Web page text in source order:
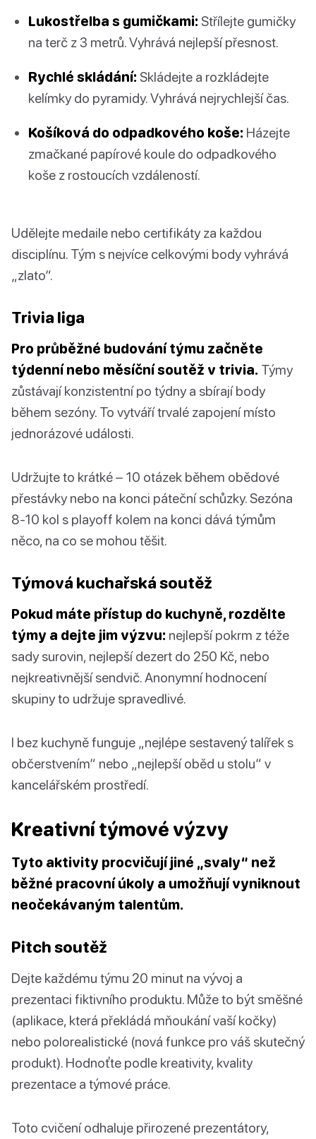
Lukostřelba s gumičkami: Střílejte gumičky
na terč z 3 metrů. Vyhrává nejlepší přesnost.
Rychlé skládání: Skládejte a rozkládejte
kelímky do pyramidy. Vyhrává nejrychlejší čas.
Košíková do odpadkového koše: Házejte
zmačkané papírové koule do odpadkového
koše z rostoucích vzdáleností.
Udělejte medaile nebo certifikáty za každou
disciplínu. Tým s nejvíce celkovými body vyhrává
„zlato“.
Trivia liga
Pro průběžné budování týmu začněte
týdenní nebo měsíční soutěž v trivia. Týmy
zůstávají konzistentní po týdny a sbírají body
během sezóny. To vytváří trvalé zapojení místo
jednorázové události.
Udržujte to krátké – 10 otázek během obědové
přestávky nebo na konci páteční schůzky. Sezóna
8-10 kol s playoff kolem na konci dává týmům
něco, na co se mohou těšit.
Týmová kuchařská soutěž
Pokud máte přístup do kuchyně, rozdělte
týmy a dejte jim výzvu: nejlepší pokrm z téže
sady surovin, nejlepší dezert do 250 Kč, nebo
nejkreativnější sendvič. Anonymní hodnocení
skupiny to udržuje spravedlivé.
I bez kuchyně funguje „nejlépe sestavený talířek s
občerstvením“ nebo „nejlepší oběd u stolu“ v
kancelářském prostředí.
Kreativní týmové výzvy
Tyto aktivity procvičují jiné „svaly“ než
běžné pracovní úkoly a umožňují vyniknout
neočekávaným talentům.
Pitch soutěž
Dejte každému týmu 20 minut na vývoj a
prezentaci fiktivního produktu. Může to být směšné
(aplikace, která překládá mňoukání vaší kočky)
nebo polorealistické (nová funkce pro váš skutečný
produkt). Hodnoťte podle kreativity, kvality
prezentace a týmové práce.
Toto cvičení odhaluje přirozené prezentátory,